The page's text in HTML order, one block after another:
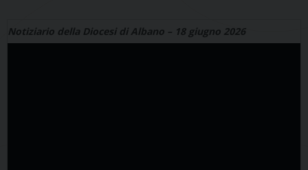
Notiziario della Diocesi di Albano – 18 giugno 2026